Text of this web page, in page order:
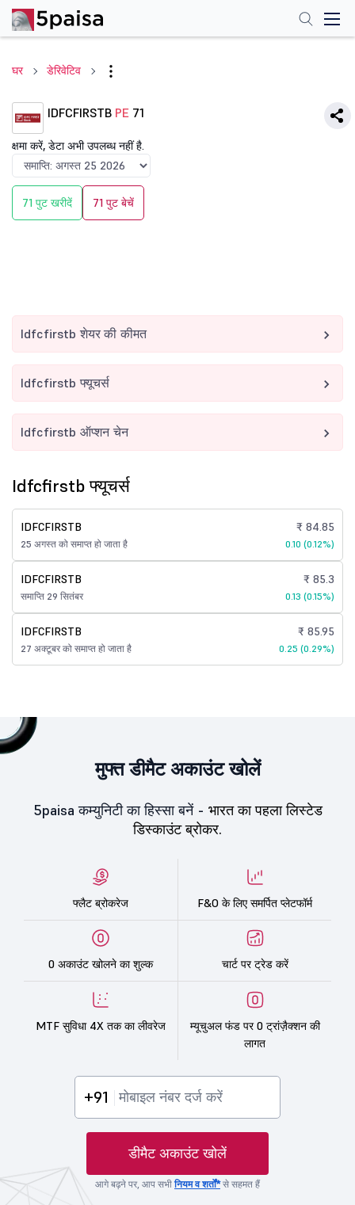
घर डेरिवेटिव
IDFCFIRSTB PE 71
क्षमा करें, डेटा अभी उपलब्ध नहीं है.
71 पुट खरीदें 71 पुट बेचें
Idfcfirstb शेयर की कीमत
Idfcfirstb फ्यूचर्स
Idfcfirstb ऑप्शन चेन
Idfcfirstb फ्यूचर्स
IDFCFIRSTB
25 अगस्त को समाप्त हो जाता है
₹ 84.85
0.10 (0.12%)
IDFCFIRSTB
समाप्ति 29 सितंबर
₹ 85.3
0.13 (0.15%)
IDFCFIRSTB
27 अक्टूबर को समाप्त हो जाता है
₹ 85.95
0.25 (0.29%)
मुफ्त डीमैट अकाउंट खोलें
5paisa कम्युनिटी का हिस्सा बनें - भारत का पहला लिस्टेड
डिस्काउंट ब्रोकर.
फ्लैट ब्रोकरेज F&O के लिए समर्पित प्लेटफॉर्म
0 अकाउंट खोलने का शुल्क चार्ट पर ट्रेड करें
MTF सुविधा 4X तक का लीवरेज
म्यूचुअल फंड पर 0 ट्रांज़ैक्शन की
लागत
+91
डीमैट अकाउंट खोलें
आगे बढ़ने पर, आप सभीनियम व शर्तों*से सहमत हैं